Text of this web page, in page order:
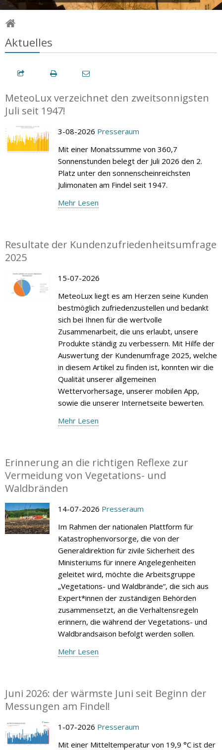
Aktuelles
MeteoLux verzeichnet den zweitsonnigsten
Juli seit 1947!
3-08-2026 Presseraum
Mit einer Monatssumme von 360,7
Sonnenstunden belegt der Juli 2026 den 2.
Platz unter den sonnenscheinreichsten
Julimonaten am Findel seit 1947.
Mehr Lesen
Resultate der Kundenzufriedenheitsumfrage
2025
15-07-2026
MeteoLux liegt es am Herzen seine Kunden
bestmöglich zufriedenzustellen und bedankt
sich bei Ihnen für die wertvolle
Zusammenarbeit, die uns erlaubt, unsere
Produkte ständig zu verbessern. Mit Hilfe der
Auswertung der Kundenumfrage 2025, welche
in diesem Artikel zu finden ist, konnten wir die
Qualität unserer allgemeinen
Wettervorhersage, unserer mobilen App,
sowie die unserer Internetseite bewerten.
Mehr Lesen
Erinnerung an die richtigen Reflexe zur
Vermeidung von Vegetations- und
Waldbränden
14-07-2026 Presseraum
Im Rahmen der nationalen Plattform für
Katastrophenvorsorge, die von der
Generaldirektion für zivile Sicherheit des
Ministeriums für innere Angelegenheiten
geleitet wird, möchte die Arbeitsgruppe
„Vegetations- und Waldbrände“, die sich aus
Expert*innen der zuständigen Behörden
zusammensetzt, an die Verhaltensregeln
erinnern, die während der Vegetations- und
Waldbrandsaison befolgt werden sollen.
Mehr Lesen
Juni 2026: der wärmste Juni seit Beginn der
Messungen am Findel!
1-07-2026 Presseraum
Mit einer Mitteltemperatur von 19,9 °C ist der